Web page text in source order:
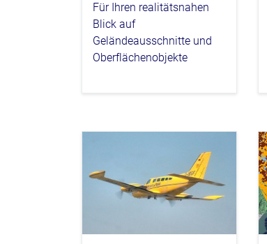
Für Ihren realitätsnahen
Blick auf
Geländeausschnitte und
Oberflächenobjekte